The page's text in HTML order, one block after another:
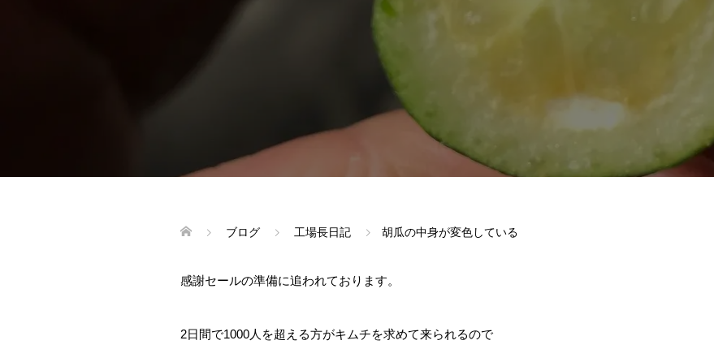
ブログ 工場長日記 胡瓜の中身が変色している
感謝セールの準備に追われております。
2日間で1000人を超える方がキムチを求めて来られるので